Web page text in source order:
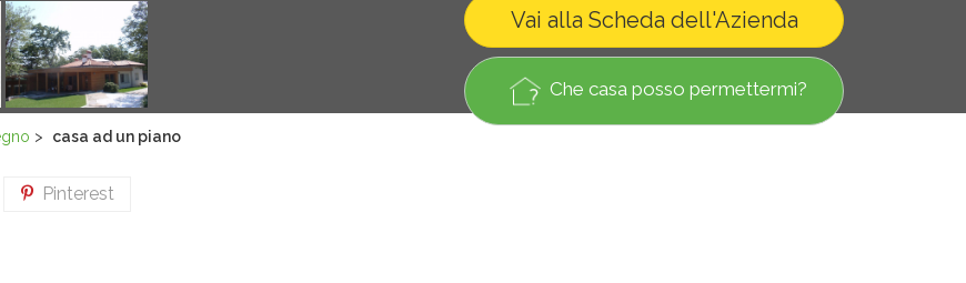
Che casa posso permettermi?
Vai alla Scheda dell'Azienda
> casa ad un piano
Pinterest